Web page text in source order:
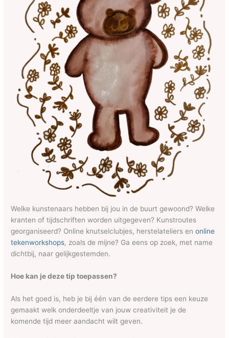
Welke kunstenaars hebben bij jou in de buurt gewoond? Welke
kranten of tijdschriften worden uitgegeven? Kunstroutes
georganiseerd? Online knutselclubjes, herstelateliers en online
tekenworkshops, zoals de mijne? Ga eens op zoek, met name
dichtbij, naar gelijkgestemden.
Hoe kan je deze tip toepassen?
Als het goed is, heb je bij één van de eerdere tips een keuze
gemaakt welk onderdeeltje van jouw creativiteit je de
komende tijd meer aandacht wilt geven.